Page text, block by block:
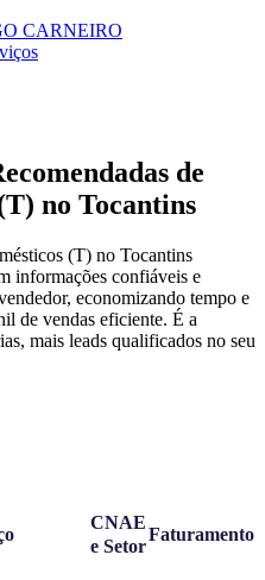
CARNEIRO
de
no Tocantins
(T) no Tocantins
informações confiáveis e
economizando tempo e
de vendas eficiente. É a
mais leads qualificados no seu
CNAE
e Setor
Faturamento